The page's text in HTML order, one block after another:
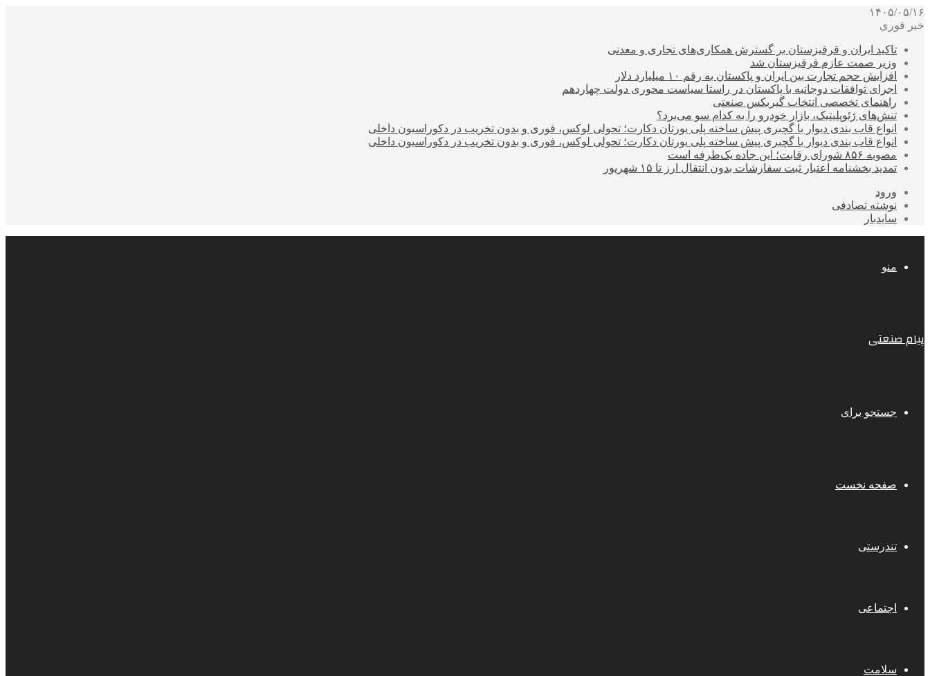
۱۴۰۵/۰۵/۱۶
خبر فوری
تاکید ایران و قرقیزستان بر گسترش همکاری‌های تجاری و معدنی
وزیر صمت عازم قرقیزستان شد
افزایش حجم تجارت بین ایران و پاکستان به رقم ۱۰ میلیارد دلار
اجرای توافقات دوجانبه با پاکستان در راستا سیاست محوری دولت چهاردهم
راهنمای تخصصی انتخاب گیربکس صنعتی
تنش‌های ژئوپلیتیک، بازار خودرو را به کدام سو می‌برد؟
انواع قاب بندی دیوار با گچبری پیش ساخته پلی یورتان دکارت؛ تحولی لوکس، فوری و بدون تخریب در دکوراسیون داخلی
انواع قاب بندی دیوار با گچبری پیش ساخته پلی یورتان دکارت؛ تحولی لوکس، فوری و بدون تخریب در دکوراسیون داخلی
مصوبه ۸۵۶ شورای رقابت؛ این جاده یک‌طرفه است
تمدید بخشنامه اعتبار ثبت سفارشات بدون انتقال ارز تا ۱۵ شهریور
ورود
نوشته تصادفی
سایدبار
منو
پیام صنعتی
جستجو برای
صفحه نخست
تندرستی
اجتماعی
سلامت